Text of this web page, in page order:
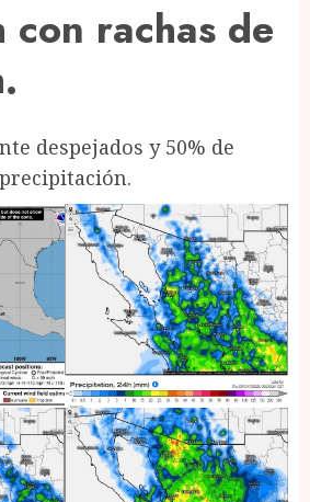
rachas de
despejados y 50% de